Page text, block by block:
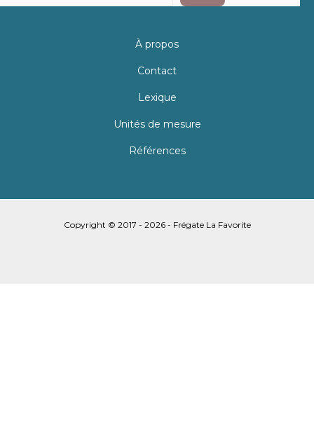
À propos
Contact
Lexique
Unités de mesure
Références
Copyright © 2017 - 2026 - Frégate La Favorite